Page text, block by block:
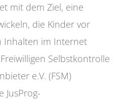
mit dem Ziel, eine
die Kinder vor
Inhalten im Internet
Selbstkontrolle
e.V. (FSM)
JusProg-